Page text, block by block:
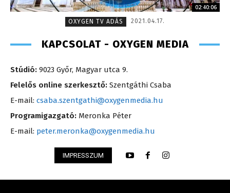
02:40:06
OXYGEN TV ADÁS
2021.04.17.
KAPCSOLAT - OXYGEN MEDIA
Stúdió: 9023 Győr, Magyar utca 9.
Felelős online szerkesztő: Szentgáthi Csaba
E-mail: csaba.szentgathi@oxygenmedia.hu
Programigazgató: Meronka Péter
E-mail: peter.meronka@oxygenmedia.hu
IMPRESSZUM